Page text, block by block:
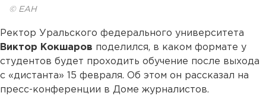
© ЕАН
Ректор Уральского федерального университета
Виктор Кокшаров поделился, в каком формате у
студентов будет проходить обучение после выхода
с «дистанта» 15 февраля. Об этом он рассказал на
пресс-конференции в Доме журналистов.